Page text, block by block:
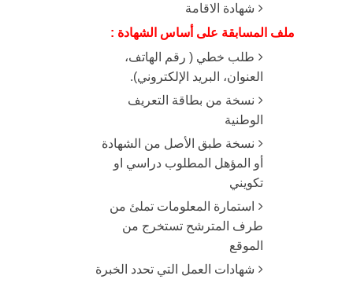
شهادة الاقامة
ملف المسابقة على أساس الشهادة :
طلب خطي ( رقم الهاتف،
العنوان، البريد الإلكتروني).
نسخة من بطاقة التعريف
الوطنية
نسخة طبق الأصل من الشهادة
أو المؤهل المطلوب دراسي او
تكويني
استمارة المعلومات تملئ من
طرف المترشح تستخرج من
الموقع
شهادات العمل التي تحدد الخبرة